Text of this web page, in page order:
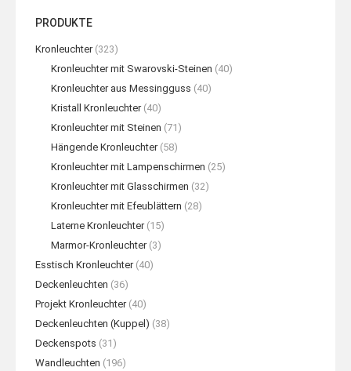
PRODUKTE
Kronleuchter (323)
Kronleuchter mit Swarovski-Steinen (40)
Kronleuchter aus Messingguss (40)
Kristall Kronleuchter (40)
Kronleuchter mit Steinen (71)
Hängende Kronleuchter (58)
Kronleuchter mit Lampenschirmen (25)
Kronleuchter mit Glasschirmen (32)
Kronleuchter mit Efeublättern (28)
Laterne Kronleuchter (15)
Marmor-Kronleuchter (3)
Esstisch Kronleuchter (40)
Deckenleuchten (36)
Projekt Kronleuchter (40)
Deckenleuchten (Kuppel) (38)
Deckenspots (31)
Wandleuchten (196)